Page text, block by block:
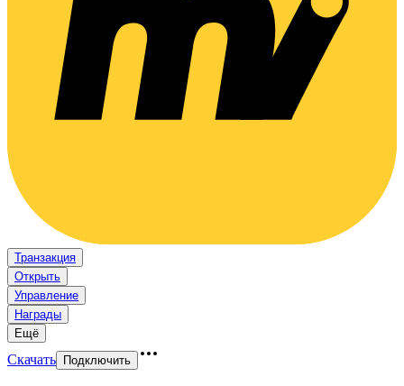
Транзакция
Открыть
Управление
Награды
Ещё
Скачать Подключить